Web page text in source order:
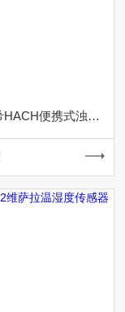
美国哈希HACH便携式浊度仪